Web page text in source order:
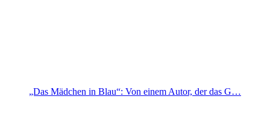
„Das Mädchen in Blau“: Von einem Autor, der das G…